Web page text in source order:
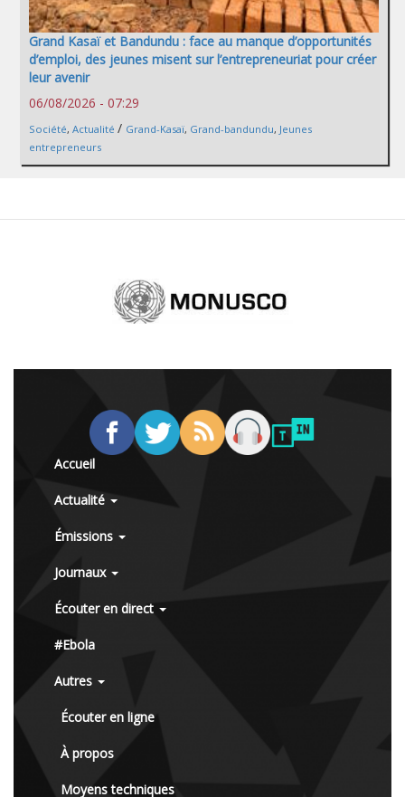
Grand Kasaï et Bandundu : face au manque d’opportunités
d’emploi, des jeunes misent sur l’entrepreneuriat pour créer
leur avenir
06/08/2026 - 07:29
Société, Actualité / Grand-Kasaï, Grand-bandundu, Jeunes
entrepreneurs
Accueil
Actualité
Émissions
Journaux
Écouter en direct
#Ebola
Autres
Écouter en ligne
À propos
Moyens techniques